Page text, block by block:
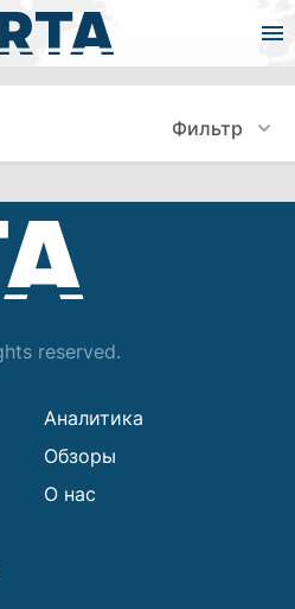
Фильтр
reserved.
Аналитика
Обзоры
О нас